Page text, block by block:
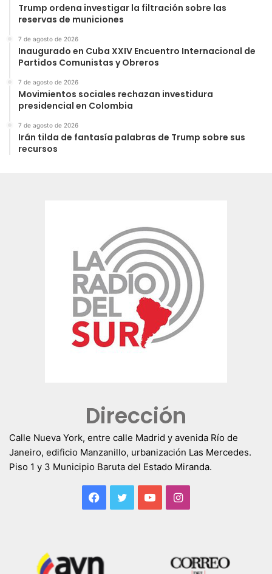
Trump ordena investigar la filtración sobre las
reservas de municiones
7 de agosto de 2026
Inaugurado en Cuba XXIV Encuentro Internacional de
Partidos Comunistas y Obreros
7 de agosto de 2026
Movimientos sociales rechazan investidura
presidencial en Colombia
7 de agosto de 2026
Irán tilda de fantasía palabras de Trump sobre sus
recursos
Dirección
Calle Nueva York, entre calle Madrid y avenida Río de
Janeiro, edificio Manzanillo, urbanización Las Mercedes.
Piso 1 y 3 Municipio Baruta del Estado Miranda.
Facebook
TwitterYouTubeInstagram